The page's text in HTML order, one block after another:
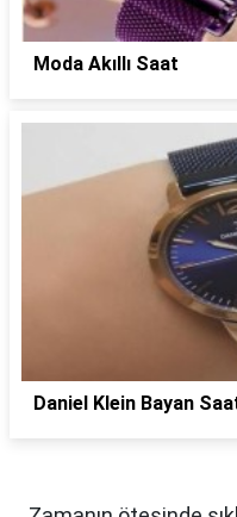
Moda Akıllı Saat
Daniel Klein Bayan